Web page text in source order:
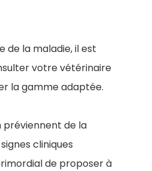
de la maladie, il est
votre vétérinaire
la gamme adaptée.
de la
cliniques
de proposer à